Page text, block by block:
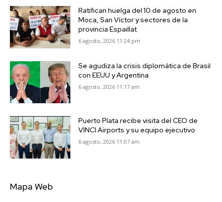
Ratifican huelga del 10 de agosto en
Moca, San Víctor y sectores de la
provincia Espaillat
6 agosto, 2026 11:24 pm
Se agudiza la crisis diplomática de Brasil
con EEUU y Argentina
6 agosto, 2026 11:17 am
Puerto Plata recibe visita del CEO de
VINCI Airports y su equipo ejecutivo
6 agosto, 2026 11:07 am
Mapa Web